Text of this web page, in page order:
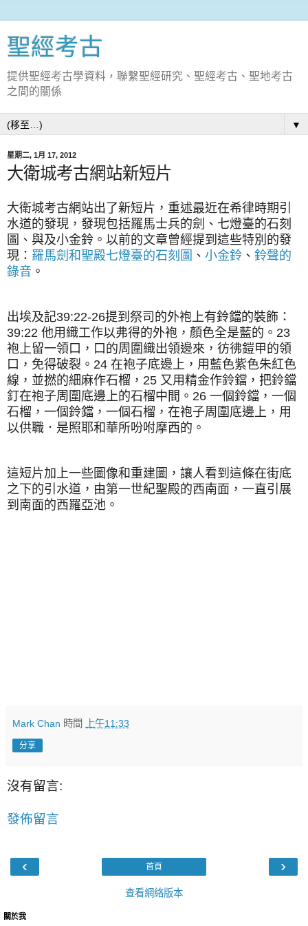
聖經考古
提供聖經考古學資料，聯繫聖經研究、聖經考古、聖地考古
之間的關係
▼
星期二, 1月 17, 2012
大衛城考古網站新短片
大衛城考古網站出了新短片，重述最近在希律時期引
水道的發現，發現包括羅馬士兵的劍、七燈臺的石刻
圖、與及小金鈴。以前的文章曾經提到這些特別的發
現： 羅馬劍和聖殿七燈臺的石刻圖 、 小金鈴 、 鈴聲的
錄音 。
出埃及記39:22-26提到祭司的外袍上有鈴鐺的裝飾：
39:22 他用織工作以弗得的外袍，顏色全是藍的。23
袍上留一領口，口的周圍織出領邊來，彷彿鎧甲的領
口，免得破裂。24 在袍子底邊上，用藍色紫色朱紅色
線，並撚的細麻作石榴，25 又用精金作鈴鐺，把鈴鐺
釘在袍子周圍底邊上的石榴中間。26 一個鈴鐺，一個
石榴，一個鈴鐺，一個石榴，在袍子周圍底邊上，用
以供職．是照耶和華所吩咐摩西的。
這短片加上一些圖像和重建圖，讓人看到這條在街底
之下的引水道，由第一世紀聖殿的西南面，一直引展
到南面的西羅亞池。
Mark Chan 時間 上午11:33
分享
沒有留言:
發佈留言
‹ ›
首頁
查看網絡版本
關於我